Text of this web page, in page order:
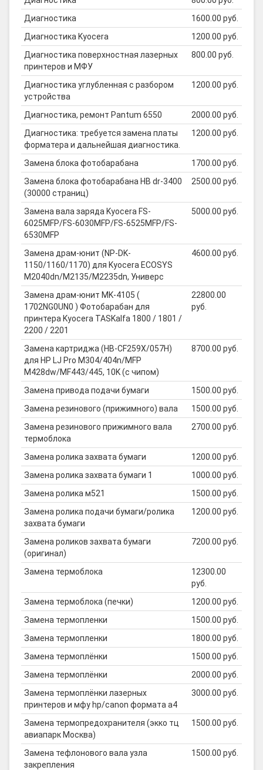
Диагностика
1600.00 руб.
Диагностика Kyocera
1200.00 руб.
Диагностика поверхностная лазерных
принтеров и МФУ
800.00 руб.
Диагностика углубленная с разбором
устройства
1200.00 руб.
Диагностика, ремонт Pantum 6550
2000.00 руб.
Диагностика: требуется замена платы
форматера и дальнейшая диагностика.
1200.00 руб.
Замена блока фотобарабана
1700.00 руб.
Замена блока фотобарабана HB dr-3400
(30000 страниц)
2500.00 руб.
Замена вала заряда Kyocera FS-
6025MFP/FS-6030MFP/FS-6525MFP/FS-
6530MFP
5000.00 руб.
Замена драм-юнит (NP-DK-
1150/1160/1170) для Kyocera ECOSYS
M2040dn/M2135/M2235dn, Универс
4600.00 руб.
Замена драм-юнит MK-4105 (
1702NG0UN0 ) Фотобарабан для
принтера Kyocera TASKalfa 1800 / 1801 /
2200 / 2201
22800.00
руб.
Замена картриджа (HB-CF259X/057H)
для HP LJ Pro M304/404n/MFP
M428dw/MF443/445, 10K (с чипом)
8700.00 руб.
Замена привода подачи бумаги
1500.00 руб.
Замена резинового (прижимного) вала
1500.00 руб.
Замена резинового прижимного вала
термоблока
2700.00 руб.
Замена ролика захвата бумаги
1200.00 руб.
Замена ролика захвата бумаги 1
1000.00 руб.
Замена ролика м521
1500.00 руб.
Замена ролика подачи бумаги/ролика
захвата бумаги
1200.00 руб.
Замена роликов захвата бумаги
(оригинал)
7200.00 руб.
Замена термоблока
12300.00
руб.
Замена термоблока (печки)
1200.00 руб.
Замена термопленки
1500.00 руб.
Замена термопленки
1800.00 руб.
Замена термоплёнки
1500.00 руб.
Замена термоплёнки
2000.00 руб.
Замена термоплёнки лазерных
принтеров и мфу hp/canon формата а4
3000.00 руб.
Замена термопредохранителя (экко тц
авиапарк Москва)
1500.00 руб.
Замена тефлонового вала узла
закрепления
1500.00 руб.